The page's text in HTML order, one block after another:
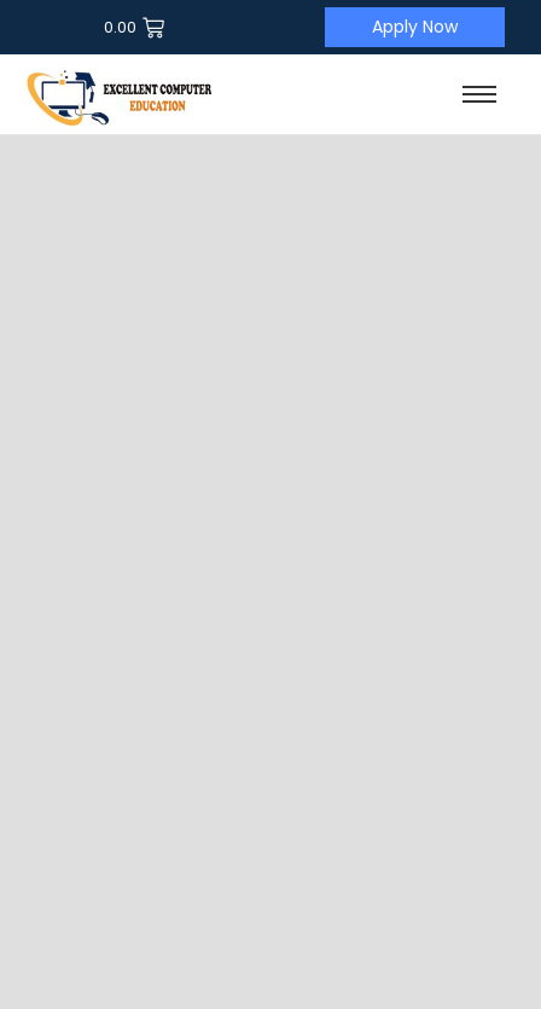
0.00 Apply Now